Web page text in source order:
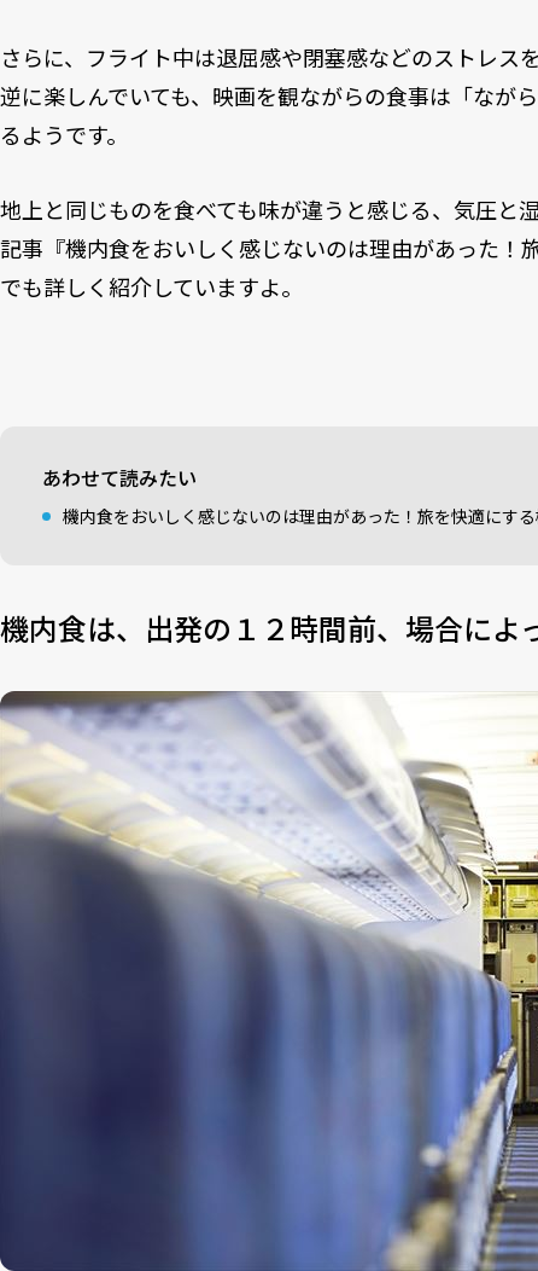
さらに、フライト中は退屈感や閉塞感などのストレス
逆に楽しんでいても、映画を観ながらの食事は「なが
るようです。
地上と同じものを食べても味が違うと感じる、気圧と
記事『機内食をおいしく感じないのは理由があった！
でも詳しく紹介していますよ。
あわせて読みたい
機内食をおいしく感じないのは理由があった！旅を快適にす
機内食は、出発の１２時間前、場合によ